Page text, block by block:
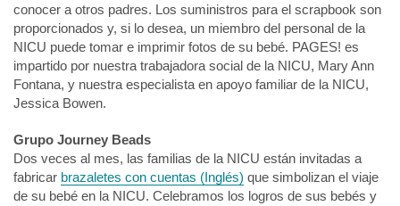
conocer a otros padres. Los suministros para el scrapbook son
proporcionados y, si lo desea, un miembro del personal de la
NICU puede tomar e imprimir fotos de su bebé. PAGES! es
impartido por nuestra trabajadora social de la NICU, Mary Ann
Fontana, y nuestra especialista en apoyo familiar de la NICU,
Jessica Bowen.
Grupo Journey Beads
Dos veces al mes, las familias de la NICU están invitadas a
fabricar brazaletes con cuentas (Inglés) que simbolizan el viaje
de su bebé en la NICU. Celebramos los logros de sus bebés y